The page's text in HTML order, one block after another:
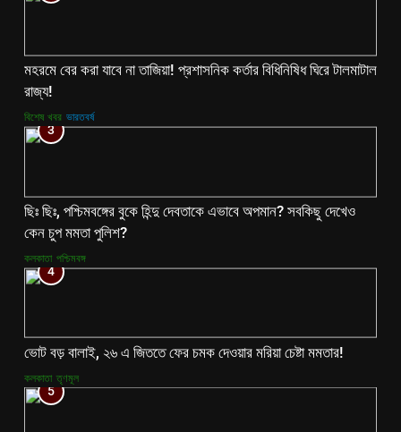
মহরমে বের করা যাবে না তাজিয়া! প্রশাসনিক কর্তার বিধিনিষিধ ঘিরে টালমাটাল
রাজ্য!
বিশেষ খবর ভারতবর্ষ
3
ছিঃ ছিঃ, পশ্চিমবঙ্গের বুকে হিন্দু দেবতাকে এভাবে অপমান? সবকিছু দেখেও
কেন চুপ মমতা পুলিশ?
কলকাতা পশ্চিমবঙ্গ
4
ভোট বড় বালাই, ২৬ এ জিততে ফের চমক দেওয়ার মরিয়া চেষ্টা মমতার!
কলকাতা তৃণমূল
5